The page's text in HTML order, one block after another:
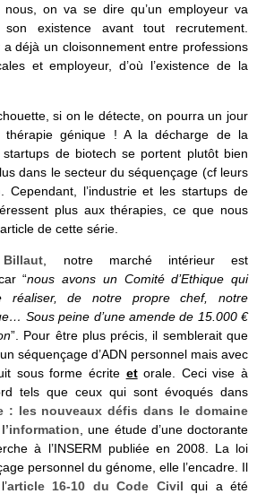
on va se dire qu’un employeur va
existence avant tout recrutement.
a déjà un cloisonnement entre professions
et employeur, d’où l’existence de la
si on le détecte, on pourra un jour
thérapie génique ! A la décharge de la
de biotech se portent plutôt bien
dans le secteur du séquençage (cf leurs
Cependant, l’industrie et les startups de
plus aux thérapies, ce que nous
de cette série.
, notre marché intérieur est
“nous avons un Comité d’Ethique qui
réaliser, de notre propre chef, notre
Sous peine d’une amende de 15.000 €
”. Pour être plus précis, il semblerait que
séquençage d’ADN personnel mais avec
sous forme écrite et orale. Ceci vise à
tels que ceux qui sont évoqués dans
: les nouveaux défis dans le domaine
, une étude d’une doctorante
à l’INSERM publiée en 2008. La loi
personnel du génome, elle l’encadre. Il
article 16-10 du Code Civil qui a été